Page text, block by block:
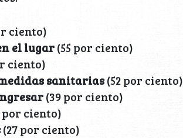
ciento)
el lugar(55 por ciento)
ciento)
sanitarias(52 por ciento)
(39 por ciento)
por ciento)
(27 por ciento)